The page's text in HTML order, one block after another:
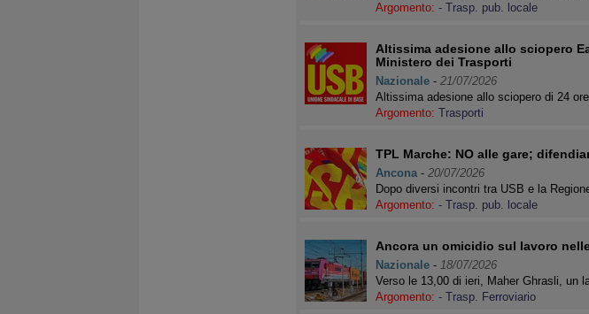
Argomento: - Trasp. pub. locale
Altissima adesione allo sciopero
Ministero dei Trasporti
Nazionale- 21/07/2026
Altissima adesione allo sciopero di 24
Argomento: Trasporti
TPL Marche: NO alle gare;
Ancona- 20/07/2026
Dopo diversi incontri tra USB e la
Argomento: - Trasp. pub. locale
Ancora un omicidio sul lavoro
Nazionale- 18/07/2026
Verso le 13,00 di ieri, Maher Ghrasli, un
Argomento: - Trasp. Ferroviario